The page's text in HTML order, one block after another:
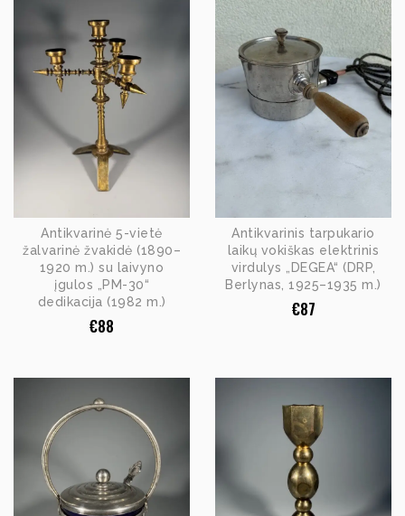
Antikvarinė 5-vietė
žalvarinė žvakidė (1890–
1920 m.) su laivyno
įgulos „PM-30“
dedikacija (1982 m.)
€88
Antikvarinis tarpukario
laikų vokiškas elektrinis
virdulys „DEGEA“ (DRP,
Berlynas, 1925–1935 m.)
€87